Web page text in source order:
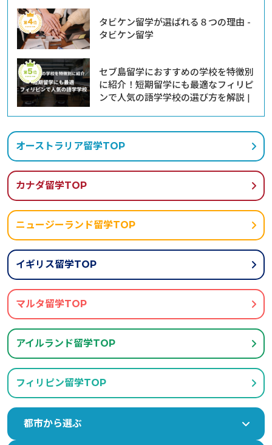
タビケン留学が選ばれる８つの理由 -
タビケン留学
セブ島留学におすすめの学校を特徴別
に紹介！短期留学にも最適なフィリピ
ンで人気の語学学校の選び方を解説 |
オーストラリア留学TOP
カナダ留学TOP
ニュージーランド留学TOP
イギリス留学TOP
マルタ留学TOP
アイルランド留学TOP
フィリピン留学TOP
都市から選ぶ